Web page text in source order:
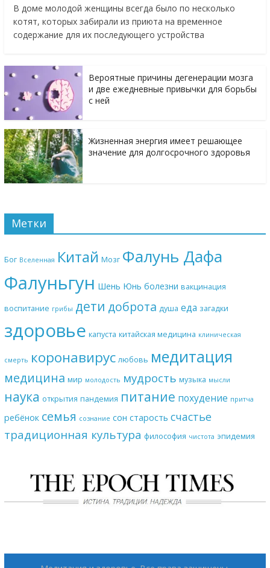
В доме молодой женщины всегда было по несколько
котят, которых забирали из приюта на временное
содержание для их последующего устройства
Вероятные причины дегенерации мозга
и две ежедневные привычки для борьбы
с ней
Жизненная энергия имеет решающее
значение для долгосрочного здоровья
Метки
Бог Вселенная Китай Мозг Фалунь Дафа
Фалуньгун Шень Юнь болезни вакцинация
воспитание грибы дети доброта душа еда загадки
здоровье капуста китайская медицина клиническая
смерть коронавирус любовь медитация
медицина мир молодость мудрость музыка мысли
наука открытия пандемия питание похудение притча
ребёнок семья сознание сон старость счастье
традиционная культура философия чистота эпидемия